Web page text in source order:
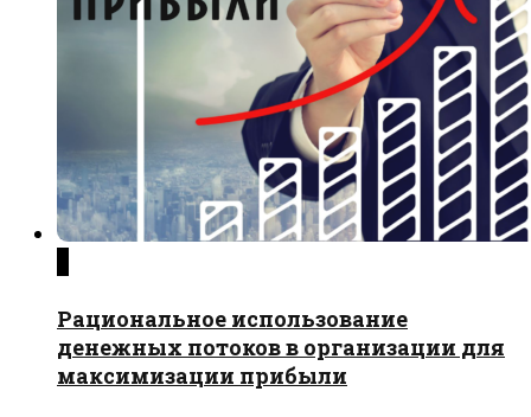
Рациональное использование
денежных потоков в организации для
максимизации прибыли